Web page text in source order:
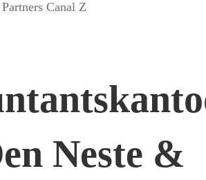
Neste &